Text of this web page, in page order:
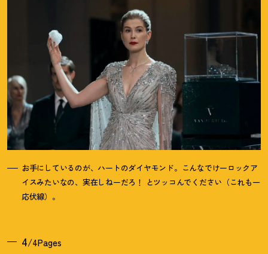
お手にしているのが、ハートのダイヤモンド。こんなでけーロックア
イスみたいなの、実在しねーだろ ！ とツッコんでください（これも一
応伏線）。
4/4Pages